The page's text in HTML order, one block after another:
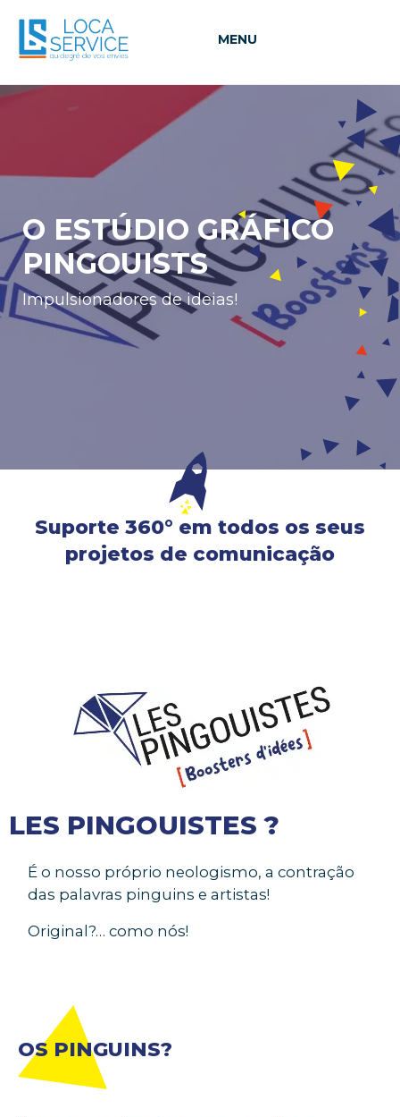
MENU
O ESTÚDIO GRÁFICO
PINGOUISTS
Impulsionadores de ideias!
Suporte 360° em todos os seus
projetos de comunicação
LES PINGOUISTES ?
É o nosso próprio neologismo, a contração
das palavras pinguins e artistas!
Original?… como nós!
OS PINGUINS?